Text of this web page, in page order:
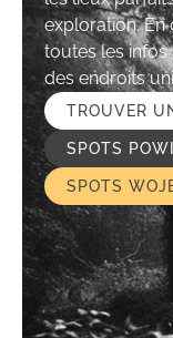
exploration. En
toutes les infos
des endroits
TROUVER
SPOTS
SPOTS